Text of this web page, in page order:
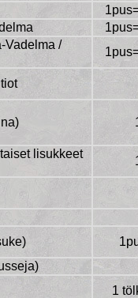
Vadelma /
lisukkeet
1